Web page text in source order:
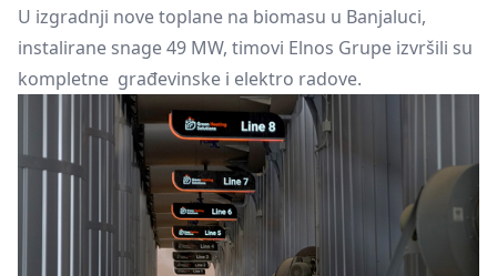
U izgradnji nove toplane na biomasu u Banjaluci,
instalirane snage 49 MW, timovi Elnos Grupe izvršili su
kompletne građevinske i elektro radove.